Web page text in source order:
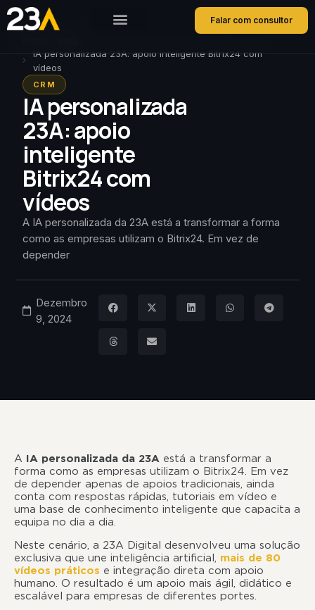
Falar com consultor
IA personalizada 23A: apoio inteligente Bitrix24 com
vídeos
CRM
IA personalizada
23A: apoio
inteligente
Bitrix24 com
vídeos
A IA personalizada da 23A está a transformar a forma
como as empresas utilizam o Bitrix24. Em vez de
depender
Dezembro
9, 2024
A IA personalizada da 23A está a transformar a
forma como as empresas utilizam o Bitrix24. Em vez
de depender apenas de apoios tradicionais, ainda
conta com respostas rápidas, tutoriais em vídeo e
uma base de conhecimento inteligente que capacita a
equipa no dia a dia.
Neste cenário, a 23A Digital desenvolveu uma solução
exclusiva que une inteligência artificial, mais de 80
vídeos práticos e integração direta com apoio
humano. O resultado é um apoio mais ágil, didático e
escalável para empresas de diferentes portes.